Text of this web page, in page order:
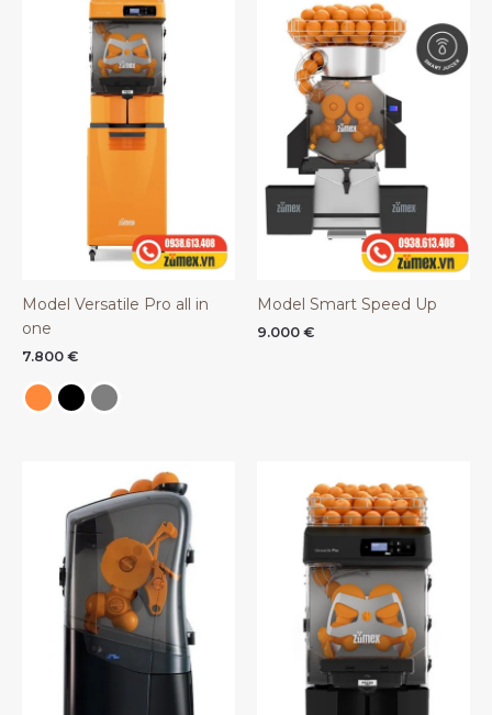
Model Versatile Pro all in
one
7.800 €
Model Smart Speed Up
9.000 €